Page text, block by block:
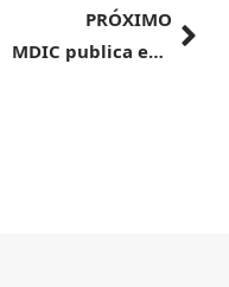
PRÓXIMO
MDIC publica edital para manifestações de interessados em compor o Fórum de CEOs Brasil-EUA